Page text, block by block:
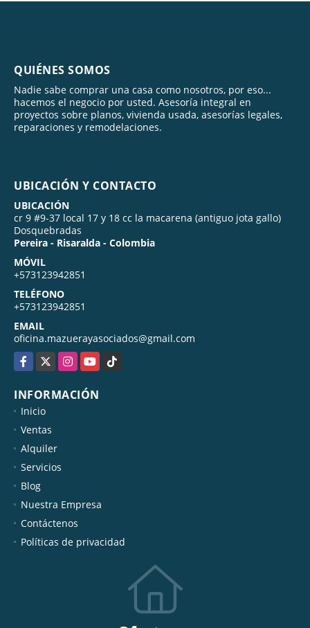
QUIÉNES SOMOS
Nadie sabe comprar una casa como nosotros, por eso...
hacemos el negocio por usted. Asesoría integral en
proyectos sobre planos, vivienda usada, asesorías legales,
reparaciones y remodelaciones.
UBICACIÓN Y CONTACTO
UBICACIÓN
cr 9 #9-37 local 17 y 18 cc la macarena (antiguo jota gallo)
Dosquebradas
Pereira - Risaralda - Colombia
MÓVIL
+573123942851
TELÉFONO
+573123942851
EMAIL
oficina.mazuerayasociados@gmail.com
Facebook
X InstagramYouTubeTikTok
INFORMACIÓN
Inicio
Ventas
Alquiler
Servicios
Blog
Nuestra Empresa
Contáctenos
Políticas de privacidad